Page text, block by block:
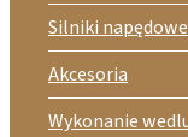
Silniki napędowe
Akcesoria
Wykonanie